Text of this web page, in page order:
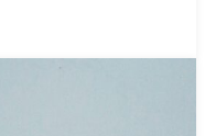
Faucin
mukaan
tutkinnassa,